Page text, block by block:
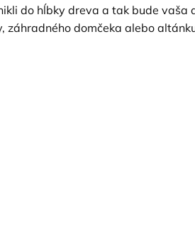
do hĺbky dreva a tak bude vaša
domčeka alebo